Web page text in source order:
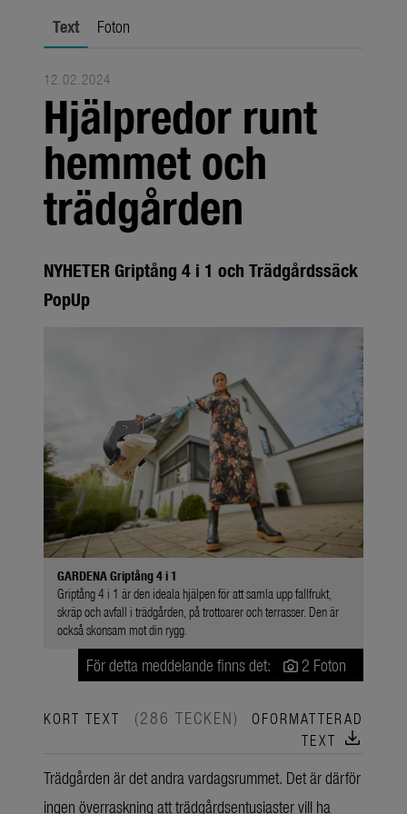
Presskontakt
Text Foton
12.02.2024
Hjälpredor runt
hemmet och
trädgården
NYHETER Griptång 4 i 1 och Trädgårdssäck
PopUp
GARDENA Griptång 4 i 1
Griptång 4 i 1 är den ideala hjälpen för att samla upp fallfrukt,
skräp och avfall i trädgården, på trottoarer och terrasser. Den är
också skonsam mot din rygg.
För detta meddelande finns det: 2 Foton
KORT TEXT (286 TECKEN)
OFORMATTERAD
TEXT download
Trädgården är det andra vardagsrummet. Det är därför
ingen överraskning att trädgårdsentusiaster vill ha